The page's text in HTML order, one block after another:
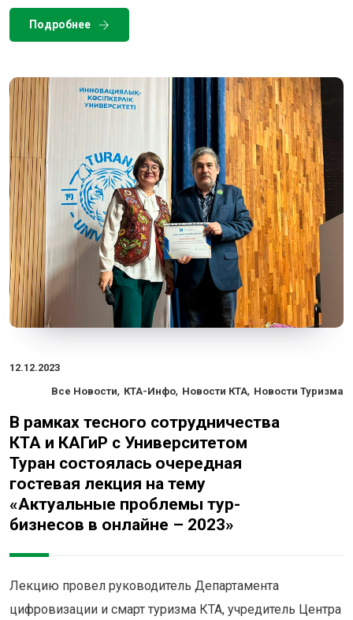
Подробнее
12.12.2023
Все Новости, КТА-Инфо, Новости КТА, Новости Туризма
В рамках тесного сотрудничества
КТА и КАГиР с Университетом
Туран состоялась очередная
гостевая лекция на тему
«Актуальные проблемы тур-
бизнесов в онлайне – 2023»
Лекцию провел руководитель Департамента
цифровизации и смарт туризма КТА, учредитель Центра